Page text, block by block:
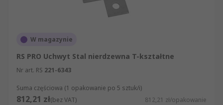
W magazynie
RS PRO Uchwyt Stal nierdzewna T-kształtne
Nr art. RS 221-6343
Suma częściowa (1 opakowanie po 5 sztuk/i)
812,21 zł(bez VAT) 812,21 zł/opakowanie